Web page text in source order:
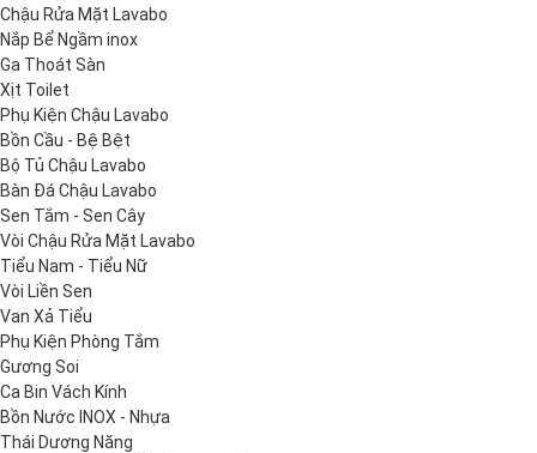
Chậu Rửa Mặt Lavabo
Nắp Bể Ngầm inox
Ga Thoát Sàn
Xịt Toilet
Phụ Kiện Chậu Lavabo
Bồn Cầu - Bệ Bệt
Bộ Tủ Chậu Lavabo
Bàn Đá Chậu Lavabo
Sen Tắm - Sen Cây
Vòi Chậu Rửa Mặt Lavabo
Tiểu Nam - Tiểu Nữ
Vòi Liền Sen
Van Xả Tiểu
Phụ Kiện Phòng Tắm
Gương Soi
Ca Bin Vách Kính
Bồn Nước INOX - Nhựa
Thái Dương Năng